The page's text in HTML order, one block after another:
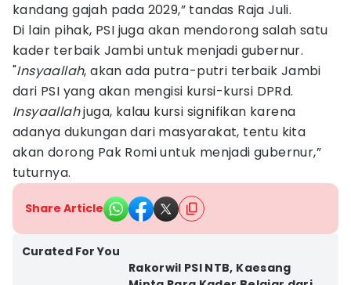
kandang gajah pada 2029,” tandas Raja Juli.
Di lain pihak, PSI juga akan mendorong salah satu
kader terbaik Jambi untuk menjadi gubernur.
"Insyaallah, akan ada putra-putri terbaik Jambi
dari PSI yang akan mengisi kursi-kursi DPRd.
Insyaallahjuga, kalau kursi signifikan karena
adanya dukungan dari masyarakat, tentu kita
akan dorong Pak Romi untuk menjadi gubernur,”
tuturnya.
Share Article
Curated For You
Rakorwil PSI NTB, Kaesang